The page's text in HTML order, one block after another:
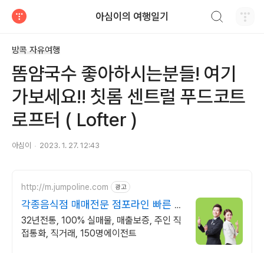
아심이의 여행일기
방콕 자유여행
똠얌국수 좋아하시는분들! 여기
가보세요!! 칫롬 센트럴 푸드코트
로프터 ( Lofter )
아심이 2023. 1. 27. 12:43
http://m.jumpoline.com 광고
각종음식점 매매전문 점포라인 빠른 직
거래 & 안전중개거래
32년전통, 100% 실매물, 매출보증, 주인 직
접통화, 직거래, 150명에이전트